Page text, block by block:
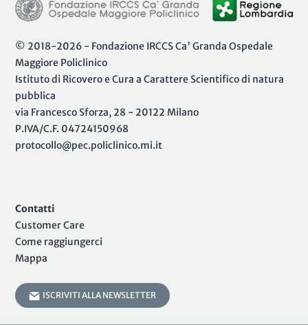
© 2018-2026 - Fondazione IRCCS Ca' Granda Ospedale
Maggiore Policlinico
Istituto di Ricovero e Cura a Carattere Scientifico di natura
pubblica
via Francesco Sforza, 28 - 20122 Milano
P.IVA/C.F. 04724150968
protocollo@pec.policlinico.mi.it
Contatti
Customer Care
Come raggiungerci
Mappa
ISCRIVITI ALLA NEWSLETTER